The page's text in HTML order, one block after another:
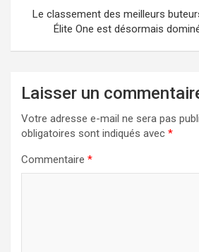
Le classement des meilleurs
Élite One est désormais
Laisser un
Votre adresse e-mail ne sera pas
obligatoires sont indiqués avec *
Commentaire *